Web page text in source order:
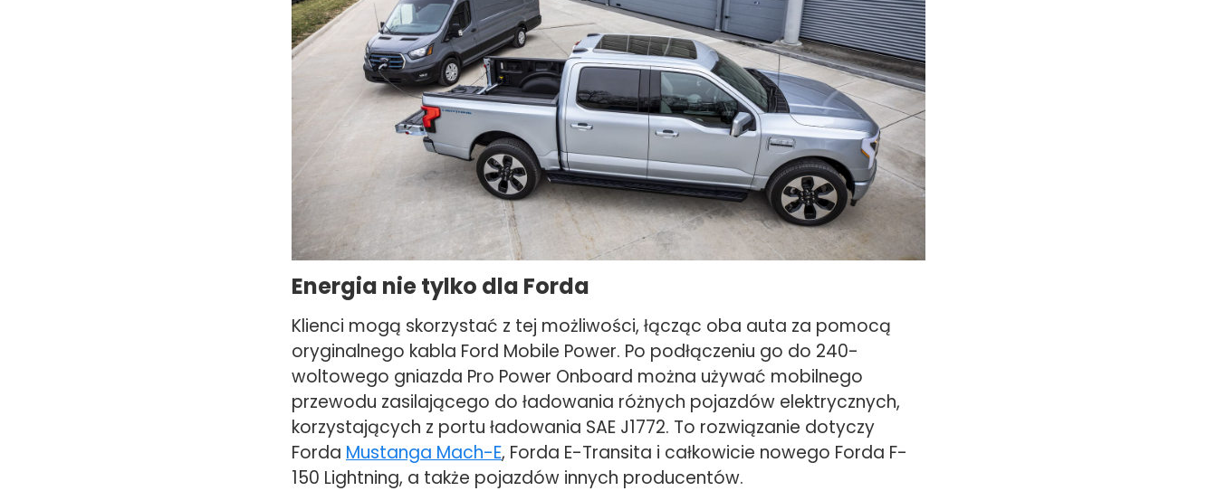
Energia nie tylko dla Forda
Klienci mogą skorzystać z tej możliwości, łącząc oba auta za pomocą
oryginalnego kabla Ford Mobile Power. Po podłączeniu go do 240-
woltowego gniazda Pro Power Onboard można używać mobilnego
przewodu zasilającego do ładowania różnych pojazdów elektrycznych,
korzystających z portu ładowania SAE J1772. To rozwiązanie dotyczy
Forda Mustanga Mach-E, Forda E-Transita i całkowicie nowego Forda F-
150 Lightning, a także pojazdów innych producentów.